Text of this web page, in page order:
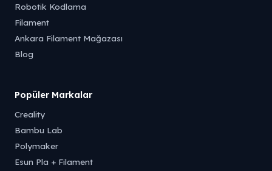
Robotik Kodlama
Filament
Ankara Filament Mağazası
Blog
Popüler Markalar
Creality
Bambu Lab
Polymaker
Esun Pla + Filament